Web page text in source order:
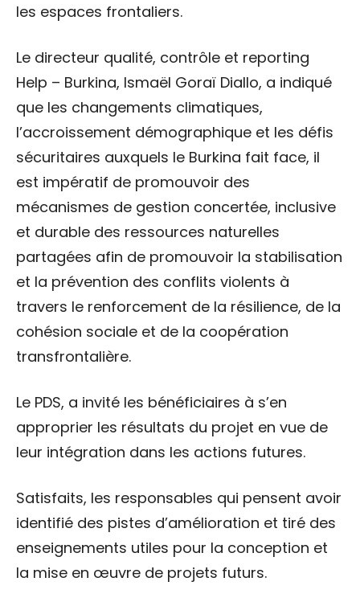
les espaces frontaliers.
Le directeur qualité, contrôle et reporting
Help – Burkina, Ismaël Goraï Diallo, a indiqué
que les changements climatiques,
l’accroissement démographique et les défis
sécuritaires auxquels le Burkina fait face, il
est impératif de promouvoir des
mécanismes de gestion concertée, inclusive
et durable des ressources naturelles
partagées afin de promouvoir la stabilisation
et la prévention des conflits violents à
travers le renforcement de la résilience, de la
cohésion sociale et de la coopération
transfrontalière.
Le PDS, a invité les bénéficiaires à s’en
approprier les résultats du projet en vue de
leur intégration dans les actions futures.
Satisfaits, les responsables qui pensent avoir
identifié des pistes d’amélioration et tiré des
enseignements utiles pour la conception et
la mise en œuvre de projets futurs.